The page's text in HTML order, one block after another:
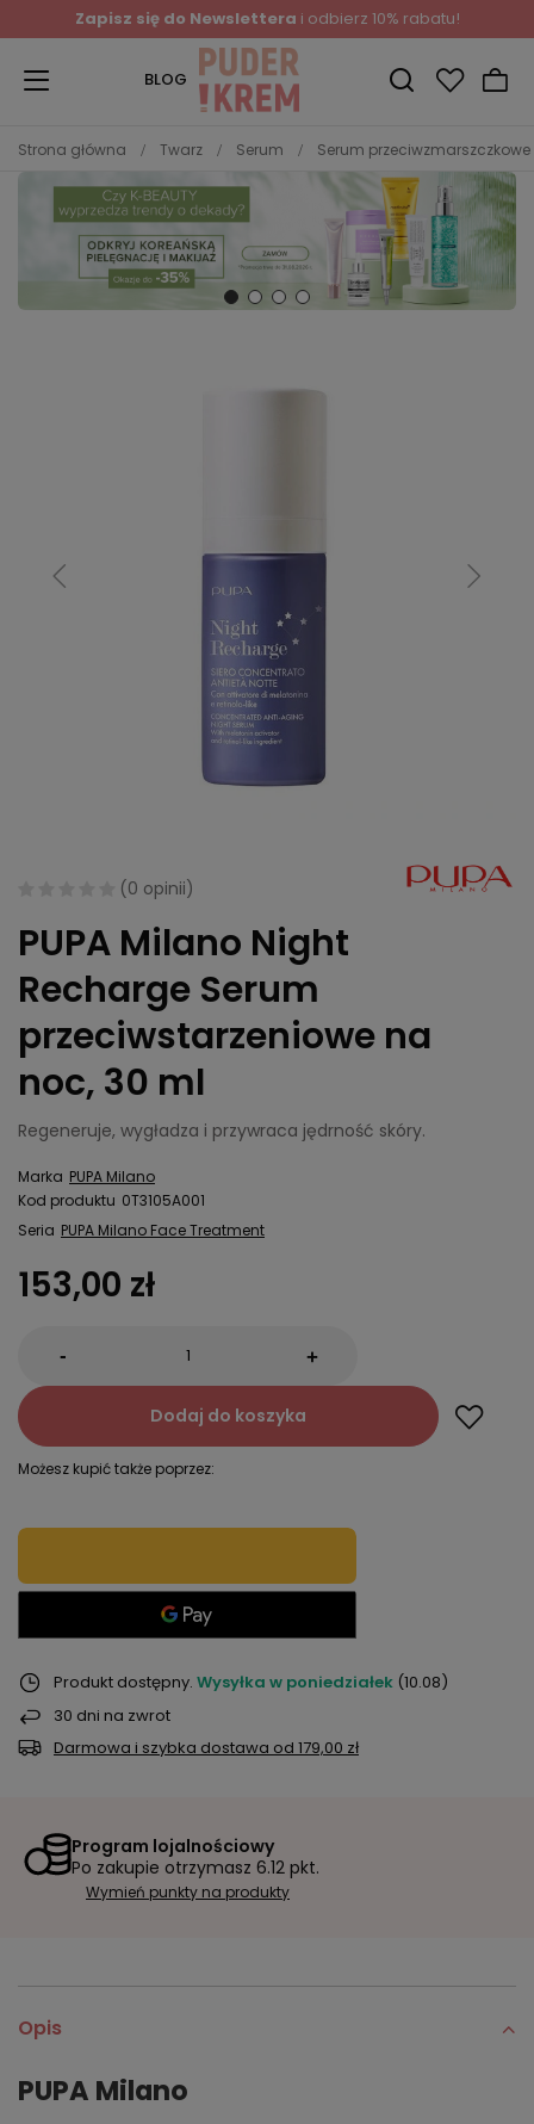
Zapisz się do Newslettera i odbierz 10% rabatu!
BLOG
Strona główna Twarz Serum Serum przeciwzmarszczkowe
(0 opinii)
PUPA Milano Night
Recharge Serum
przeciwstarzeniowe na
noc, 30 ml
Regeneruje, wygładza i przywraca jędrność skóry.
Marka PUPA Milano
Kod produktu 0T3105A001
Seria PUPA Milano Face Treatment
153,00 zł
- +
Dodaj do koszyka
Możesz kupić także poprzez:
Produkt dostępny Wysyłka w poniedziałek (10.08)
30 dni na zwrot
Darmowa i szybka dostawa od 179,00 zł
Program lojalnościowy
Po zakupie otrzymasz 6.12 pkt.
Wymień punkty na produkty
Opis
PUPA Milano